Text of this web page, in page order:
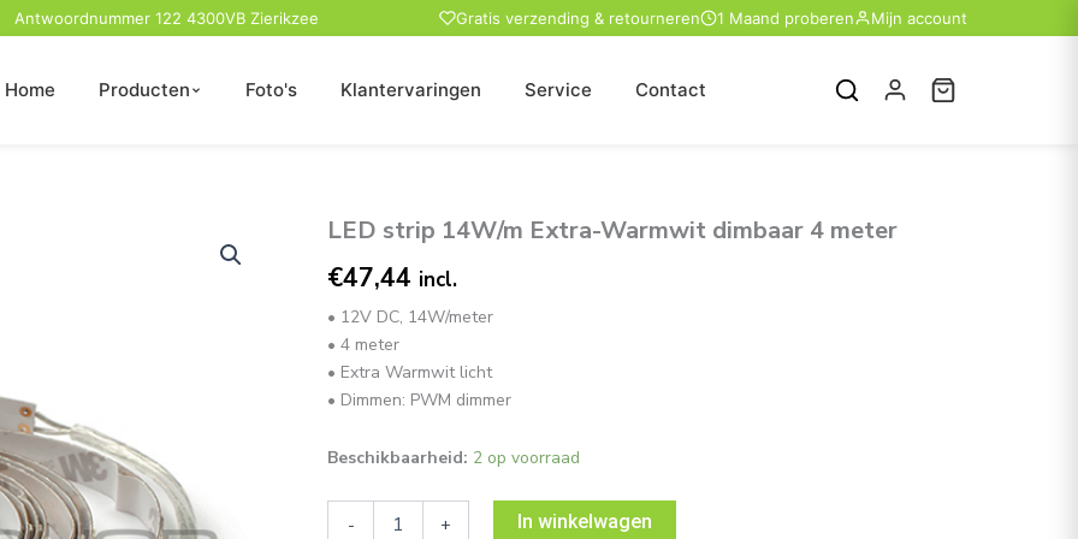
Antwoordnummer 122 4300VB Zierikzee Gratis verzending & retourneren 1 Maand proberen Mijn account
Home Producten Foto's Klantervaringen Service Contact
LED strip 14W/m Extra-Warmwit dimbaar 4 meter
€47,44 incl.
• 12V DC, 14W/meter
• 4 meter
• Extra Warmwit licht
• Dimmen: PWM dimmer
Beschikbaarheid: 2 op voorraad
-
LED
14W/m
Warmwit
dimbaar
4
meter
+ In winkelwagen